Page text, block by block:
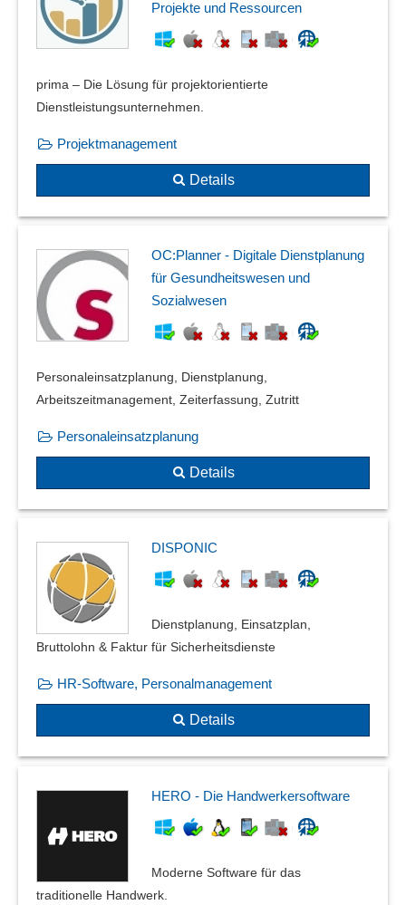
Projekte und Ressourcen
prima – Die Lösung für projektorientierte
Dienstleistungsunternehmen.
Projektmanagement
Details
OC:Planner - Digitale Dienstplanung
für Gesundheitswesen und
Sozialwesen
Personaleinsatzplanung, Dienstplanung,
Arbeitszeitmanagement, Zeiterfassung, Zutritt
Personaleinsatzplanung
Details
DISPONIC
Dienstplanung, Einsatzplan,
Bruttolohn & Faktur für Sicherheitsdienste
HR-Software, Personalmanagement
Details
HERO - Die Handwerkersoftware
Moderne Software für das
traditionelle Handwerk.